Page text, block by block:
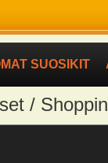
SUOSIKIT
/